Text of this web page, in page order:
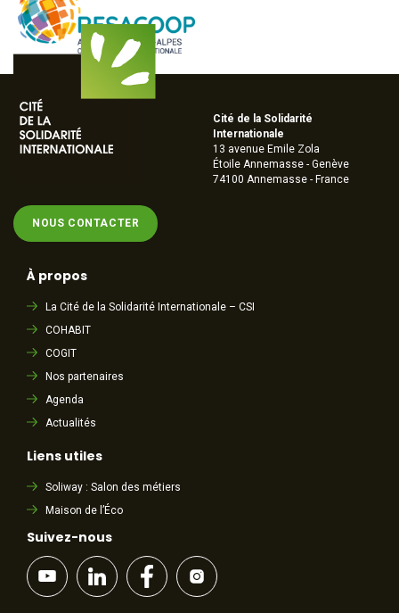
NOUS CONTACTER
Cité de la Solidarité
Internationale
13 avenue Emile Zola
Étoile Annemasse - Genève
74100 Annemasse - France
À propos
La Cité de la Solidarité Internationale – CSI
COHABIT
COGIT
Nos partenaires
Agenda
Actualités
Liens utiles
Soliway : Salon des métiers
Maison de l’Éco
Suivez-nous